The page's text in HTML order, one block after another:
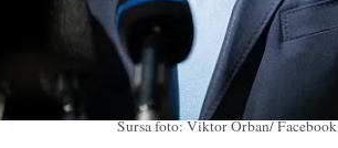
Sursa foto: Viktor Orban/ Facebook